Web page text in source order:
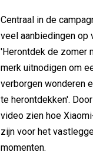
Centraal in de
veel aanbiedingen op
'Herontdek de zomer
merk uitnodigen om
verborgen wonderen
te herontdekken'.
video zien hoe
zijn voor het
momenten.